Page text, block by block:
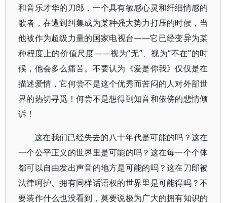
和音乐才华的刀郎，一个具有敏感心灵和纤细情感的
歌者，在遭到纠集成为某种强大势力打压的时候，当
他被作为超级力量的国家电视台——它已经变异为某
种程度上的价值尺度——视为“无”、视为“不在”的时
候，他会多么痛苦。不要认为《爱是你我》仅仅是在
描述爱情，它何尝不是这个优秀而苦闷的人对外部世
界的热切寻觅！何尝不是想得到知音和依傍的悲情倾
诉！
这在我们已经失去的八十年代是可能的吗？这在
一个公平正义的世界里是可能的吗？这在每一个个体
都可以自由发出声音的地方是可能的吗？这在刀郎被
法律呵护、拥有同样话语权的世界里是可能得吗？不
要装作什么也没看到，莫要说极为广大的拥有知识的